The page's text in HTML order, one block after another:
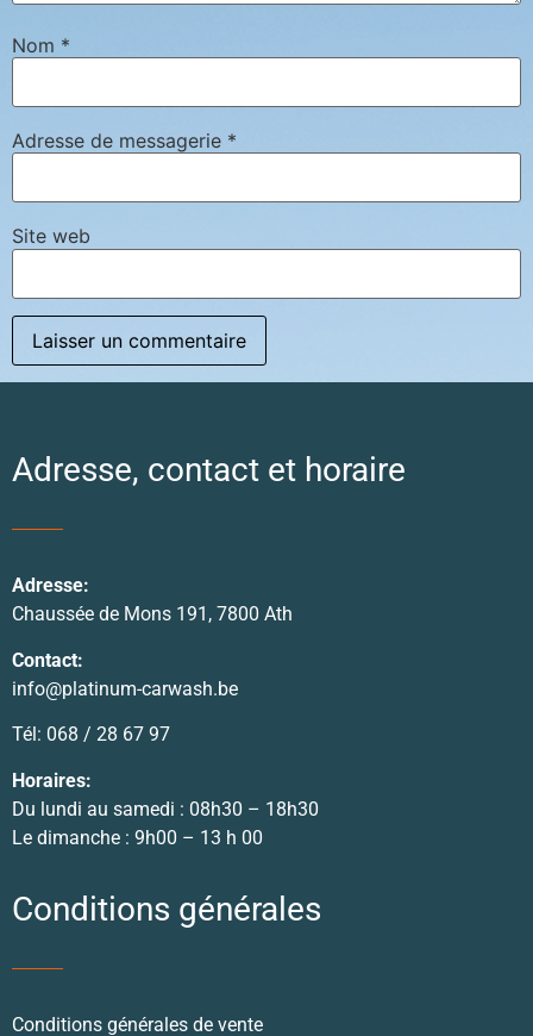
Nom *
Adresse de messagerie *
Site web
Adresse, contact et horaire
Adresse:
Chaussée de Mons 191, 7800 Ath
Contact:
info@platinum-carwash.be
Tél: 068 / 28 67 97
Horaires:
Du lundi au samedi : 08h30 – 18h30
Le dimanche : 9h00 – 13 h 00
Conditions générales
Conditions générales de vente